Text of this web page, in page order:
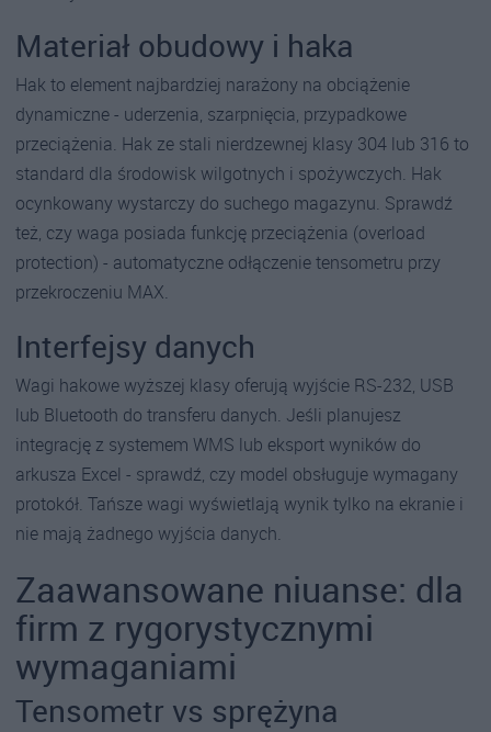
Materiał obudowy i haka
Hak to element najbardziej narażony na obciążenie
dynamiczne - uderzenia, szarpnięcia, przypadkowe
przeciążenia. Hak ze stali nierdzewnej klasy 304 lub 316 to
standard dla środowisk wilgotnych i spożywczych. Hak
ocynkowany wystarczy do suchego magazynu. Sprawdź
też, czy waga posiada funkcję przeciążenia (overload
protection) - automatyczne odłączenie tensometru przy
przekroczeniu MAX.
Interfejsy danych
Wagi hakowe wyższej klasy oferują wyjście RS-232, USB
lub Bluetooth do transferu danych. Jeśli planujesz
integrację z systemem WMS lub eksport wyników do
arkusza Excel - sprawdź, czy model obsługuje wymagany
protokół. Tańsze wagi wyświetlają wynik tylko na ekranie i
nie mają żadnego wyjścia danych.
Zaawansowane niuanse: dla
firm z rygorystycznymi
wymaganiami
Tensometr vs sprężyna